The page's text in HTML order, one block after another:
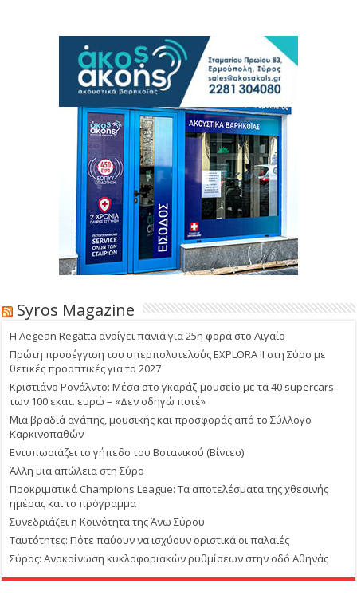
Syros Magazine
Η Aegean Regatta ανοίγει πανιά για 25η φορά στο Αιγαίο
Πρώτη προσέγγιση του υπερπολυτελούς EXPLORA II στη Σύρο με
θετικές προοπτικές για το 2027
Κριστιάνο Ρονάλντο: Μέσα στο γκαράζ-μουσείο με τα 40 supercars
των 100 εκατ. ευρώ – «Δεν οδηγώ ποτέ»
Μια βραδιά αγάπης, μουσικής και προσφοράς από το Σύλλογο
Καρκινοπαθών
Εντυπωσιάζει το γήπεδο του Βοτανικού (Βίντεο)
Άλλη μια απώλεια στη Σύρο
Προκριματικά Champions League: Τα αποτελέσματα της χθεσινής
ημέρας και το πρόγραμμα
Συνεδριάζει η Κοινότητα της Άνω Σύρου
Ταυτότητες: Πότε παύουν να ισχύουν οριστικά οι παλαιές
Σύρος: Ανακοίνωση κυκλοφοριακών ρυθμίσεων στην οδό Αθηνάς